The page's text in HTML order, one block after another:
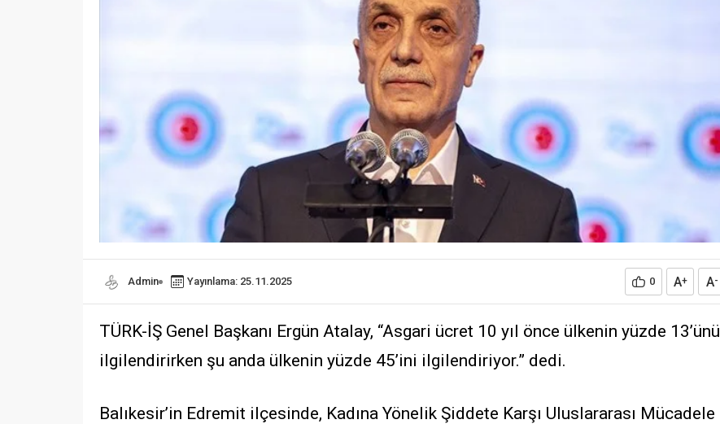
Admin Yayınlama: 25.11.2025 0 A+ A-
TÜRK-İŞ Genel Başkanı Ergün Atalay, “Asgari ücret 10 yıl önce ülkenin yüzde 13’ünü
ilgilendirirken şu anda ülkenin yüzde 45’ini ilgilendiriyor.” dedi.
Balıkesir’in Edremit ilçesinde, Kadına Yönelik Şiddete Karşı Uluslararası Mücadele